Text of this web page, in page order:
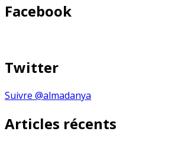
Facebook
Twitter
Suivre @almadanya
Articles récents